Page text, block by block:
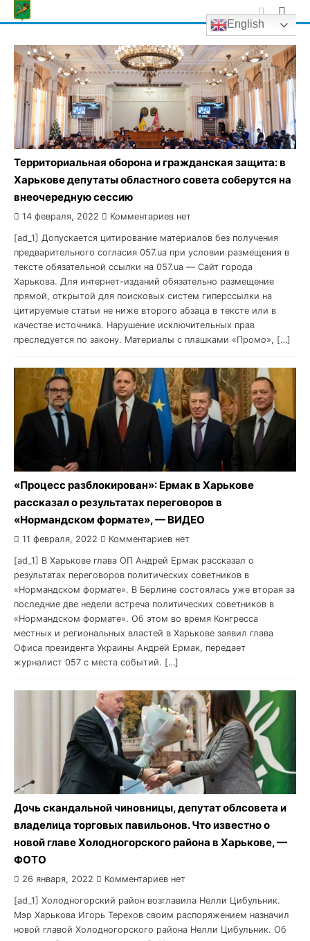
Skip
to
Территориальная оборона и гражданская защита: в
Харькове депутаты областного совета соберутся на
внеочередную сессию
14 февраля, 2022 Комментариев нет
[ad_1] Допускается цитирование материалов без получения
предварительного согласия 057.ua при условии размещения в
тексте обязательной ссылки на 057.ua — Сайт города
Харькова. Для интернет-изданий обязательно размещение
прямой, открытой для поисковых систем гиперссылки на
цитируемые статьи не ниже второго абзаца в тексте или в
качестве источника. Нарушение исключительных прав
преследуется по закону. Материалы с плашками «Промо», […]
«Процесс разблокирован»: Ермак в Харькове
рассказал о результатах переговоров в
«Нормандском формате», — ВИДЕО
11 февраля, 2022 Комментариев нет
[ad_1] В Харькове глава ОП Андрей Ермак рассказал о
результатах переговоров политических советников в
«Нормандском формате». В Берлине состоялась уже вторая за
последние две недели встреча политических советников в
«Нормандском формате». Об этом во время Конгресса
местных и региональных властей в Харькове заявил глава
Офиса президента Украины Андрей Ермак, передает
журналист 057 с места событий. […]
Дочь скандальной чиновницы, депутат облсовета и
владелица торговых павильонов. Что известно о
новой главе Холодногорского района в Харькове, —
ФОТО
26 января, 2022 Комментариев нет
[ad_1] Холодногорский район возглавила Нелли Цибульник.
Мэр Харькова Игорь Терехов своим распоряжением назначил
новой главой Холодногорского района Нелли Цибульник. Об
English